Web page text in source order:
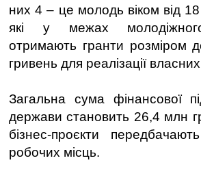
них 4 – це молодь віком від
які у межах
отримають гранти розміром
гривень для реалізації
Загальна сума фінансової
держави становить 26,4 млн
бізнес-проєкти
робочих місць.